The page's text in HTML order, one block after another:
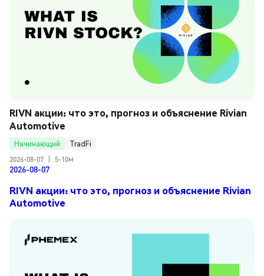
RIVN акции: что это, прогноз и объяснение Rivian
Automotive
Начинающий
TradFi
2026-08-07
5-10м
2026-08-07
RIVN акции: что это, прогноз и объяснение Rivian
Automotive